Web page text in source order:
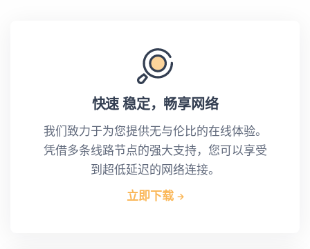
快速 稳定，畅享网络
我们致力于为您提供无与伦比的在线体验。
凭借多条线路节点的强大支持，您可以享受
到超低延迟的网络连接。
立即下载